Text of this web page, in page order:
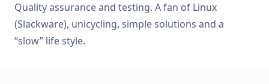
Quality assurance and testing. A fan of Linux
(Slackware), unicycling, simple solutions and a
“slow” life style.